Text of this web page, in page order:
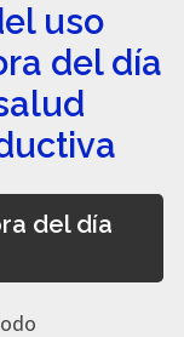
uso
del día
del día